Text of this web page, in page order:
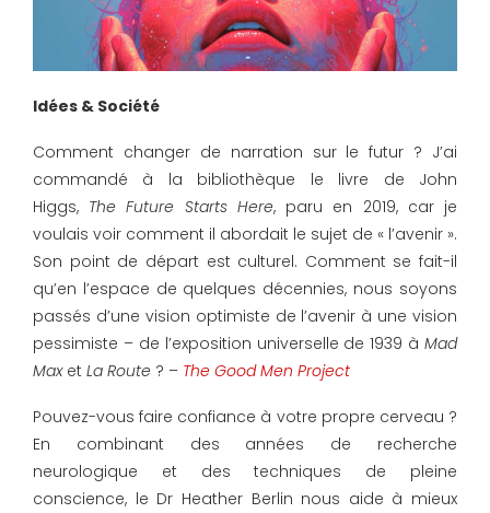
Idées & Société
Comment changer de narration sur le futur ? J’ai
commandé à la bibliothèque le livre de John
Higgs, The Future Starts Here, paru en 2019, car je
voulais voir comment il abordait le sujet de « l’avenir ».
Son point de départ est culturel. Comment se fait-il
qu’en l’espace de quelques décennies, nous soyons
passés d’une vision optimiste de l’avenir à une vision
pessimiste – de l’exposition universelle de 1939 à Mad
Maxet La Route ? – The Good Men Project
Pouvez-vous faire confiance à votre propre cerveau ?
En combinant des années de recherche
neurologique et des techniques de pleine
conscience, le Dr Heather Berlin nous aide à mieux